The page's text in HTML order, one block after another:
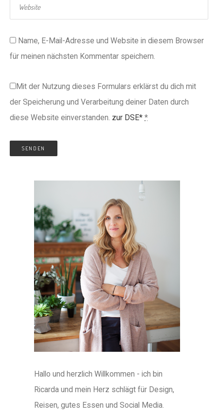
Name, E-Mail-Adresse und Website in diesem Browser
für meinen nächsten Kommentar speichern.
Mit der Nutzung dieses Formulars erklärst du dich mit
der Speicherung und Verarbeitung deiner Daten durch
diese Website einverstanden. zur DSE* *
Hallo und herzlich Willkommen - ich bin
Ricarda und mein Herz schlägt für Design,
Reisen, gutes Essen und Social Media.